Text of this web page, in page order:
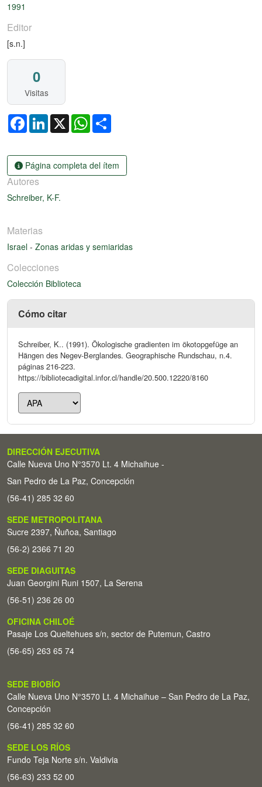
1991
Editor
[s.n.]
0
Visitas
FacebookLinkedIn
X WhatsApp
Página completa del ítem
Autores
Schreiber, K-F.
Materias
Israel - Zonas aridas y semiaridas
Colecciones
Colección Biblioteca
Cómo citar
Schreiber, K.. (1991). Ökologische gradienten im ökotopgefüge an
Hängen des Negev-Berglandes. Geographische Rundschau, n.4.
páginas 216-223.
https://bibliotecadigital.infor.cl/handle/20.500.12220/8160
DIRECCIÓN EJECUTIVA
Calle Nueva Uno N°3570 Lt. 4 Michaihue -
San Pedro de La Paz, Concepción
(56-41) 285 32 60
SEDE METROPOLITANA
Sucre 2397, Ñuñoa, Santiago
(56-2) 2366 71 20
SEDE DIAGUITAS
Juan Georgini Runi 1507, La Serena
(56-51) 236 26 00
OFICINA CHILOÉ
Pasaje Los Queltehues s/n, sector de Putemun, Castro
(56-65) 263 65 74
SEDE BIOBÍO
Calle Nueva Uno N°3570 Lt. 4 Michaihue – San Pedro de La Paz,
Concepción
(56-41) 285 32 60
SEDE LOS RÍOS
Fundo Teja Norte s/n. Valdivia
(56-63) 233 52 00